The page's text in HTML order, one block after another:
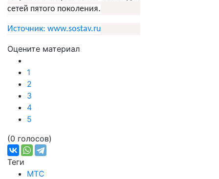
сетей пятого поколения.
Источник: www.sostav.ru
Оцените материал
1
2
3
4
5
(0 голосов)
Теги
МТС